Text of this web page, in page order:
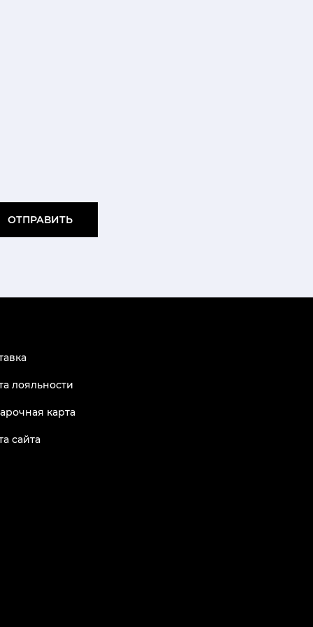
ОТПРАВИТЬ
лояльности
карта
сайта